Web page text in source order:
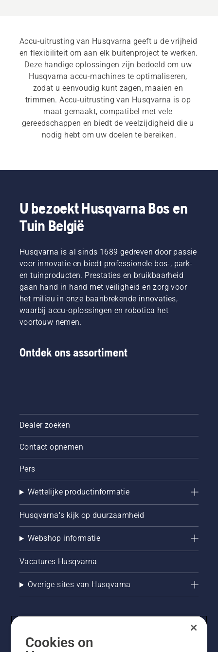
Accu-uitrusting van Husqvarna geeft u de vrijheid
en flexibiliteit om aan elk buitenproject te werken.
Deze handige oplossingen zijn bedoeld om uw
Husqvarna accu-machines te optimaliseren,
zodat u eenvoudig kunt zagen, maaien en
trimmen. Accu-uitrusting van Husqvarna is op
maat gemaakt, compatibel met vele
gereedschappen en biedt de veelzijdigheid die u
nodig hebt om uw doelen te bereiken.
U bezoekt Husqvarna Bos en
Tuin België
Husqvarna is al sinds 1689 gedreven door passie
voor innovatie en biedt professionele bos-, park-
en tuinproducten. Prestaties en bruikbaarheid
gaan hand in hand met veiligheid en zorg voor
het milieu in onze baanbrekende innovaties,
waarbij accu-oplossingen en robotica het
voortouw nemen.
Ontdek ons assortiment
Dealer zoeken
Contact opnemen
Pers
Wettelijke productinformatie
Husqvarna's kijk op duurzaamheid
Webshop informatie
Vacatures Husqvarna
Overige sites van Husqvarna
Cookies on